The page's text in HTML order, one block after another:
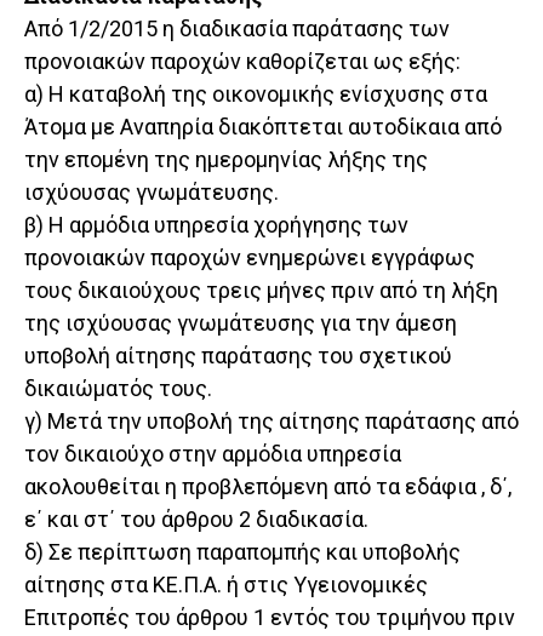
Από 1/2/2015 η διαδικασία παράτασης των
προνοιακών παροχών καθορίζεται ως εξής:
α) Η καταβολή της οικονομικής ενίσχυσης στα
Άτομα με Αναπηρία διακόπτεται αυτοδίκαια από
την επομένη της ημερομηνίας λήξης της
ισχύουσας γνωμάτευσης.
β) Η αρμόδια υπηρεσία χορήγησης των
προνοιακών παροχών ενημερώνει εγγράφως
τους δικαιούχους τρεις μήνες πριν από τη λήξη
της ισχύουσας γνωμάτευσης για την άμεση
υποβολή αίτησης παράτασης του σχετικού
δικαιώματός τους.
γ) Μετά την υποβολή της αίτησης παράτασης από
τον δικαιούχο στην αρμόδια υπηρεσία
ακολουθείται η προβλεπόμενη από τα εδάφια , δ΄,
ε΄ και στ΄ του άρθρου 2 διαδικασία.
δ) Σε περίπτωση παραπομπής και υποβολής
αίτησης στα ΚΕ.Π.Α. ή στις Υγειονομικές
Επιτροπές του άρθρου 1 εντός του τριμήνου πριν